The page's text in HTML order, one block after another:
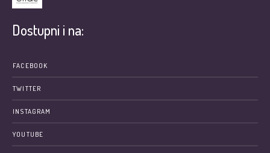
Dostupni i na:
FACEBOOK
TWITTER
INSTAGRAM
YOUTUBE